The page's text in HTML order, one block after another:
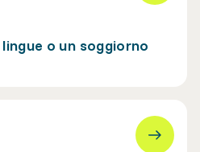
o un soggiorno